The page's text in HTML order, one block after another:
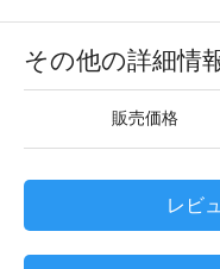
その他の詳細情
販売価格
レビ